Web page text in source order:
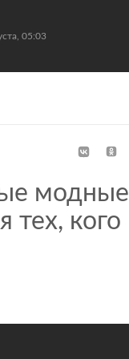
05:03
модные
тех, кого